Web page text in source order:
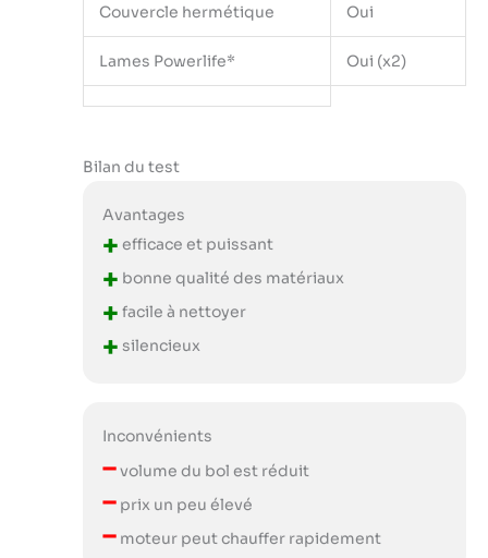
Couvercle hermétique Oui
Lames Powerlife* Oui (x2)
Bilan du test
Avantages
+ efficace et puissant
+ bonne qualité des matériaux
+ facile à nettoyer
+ silencieux
Inconvénients
–volume du bol est réduit
–prix un peu élevé
–moteur peut chauffer rapidement